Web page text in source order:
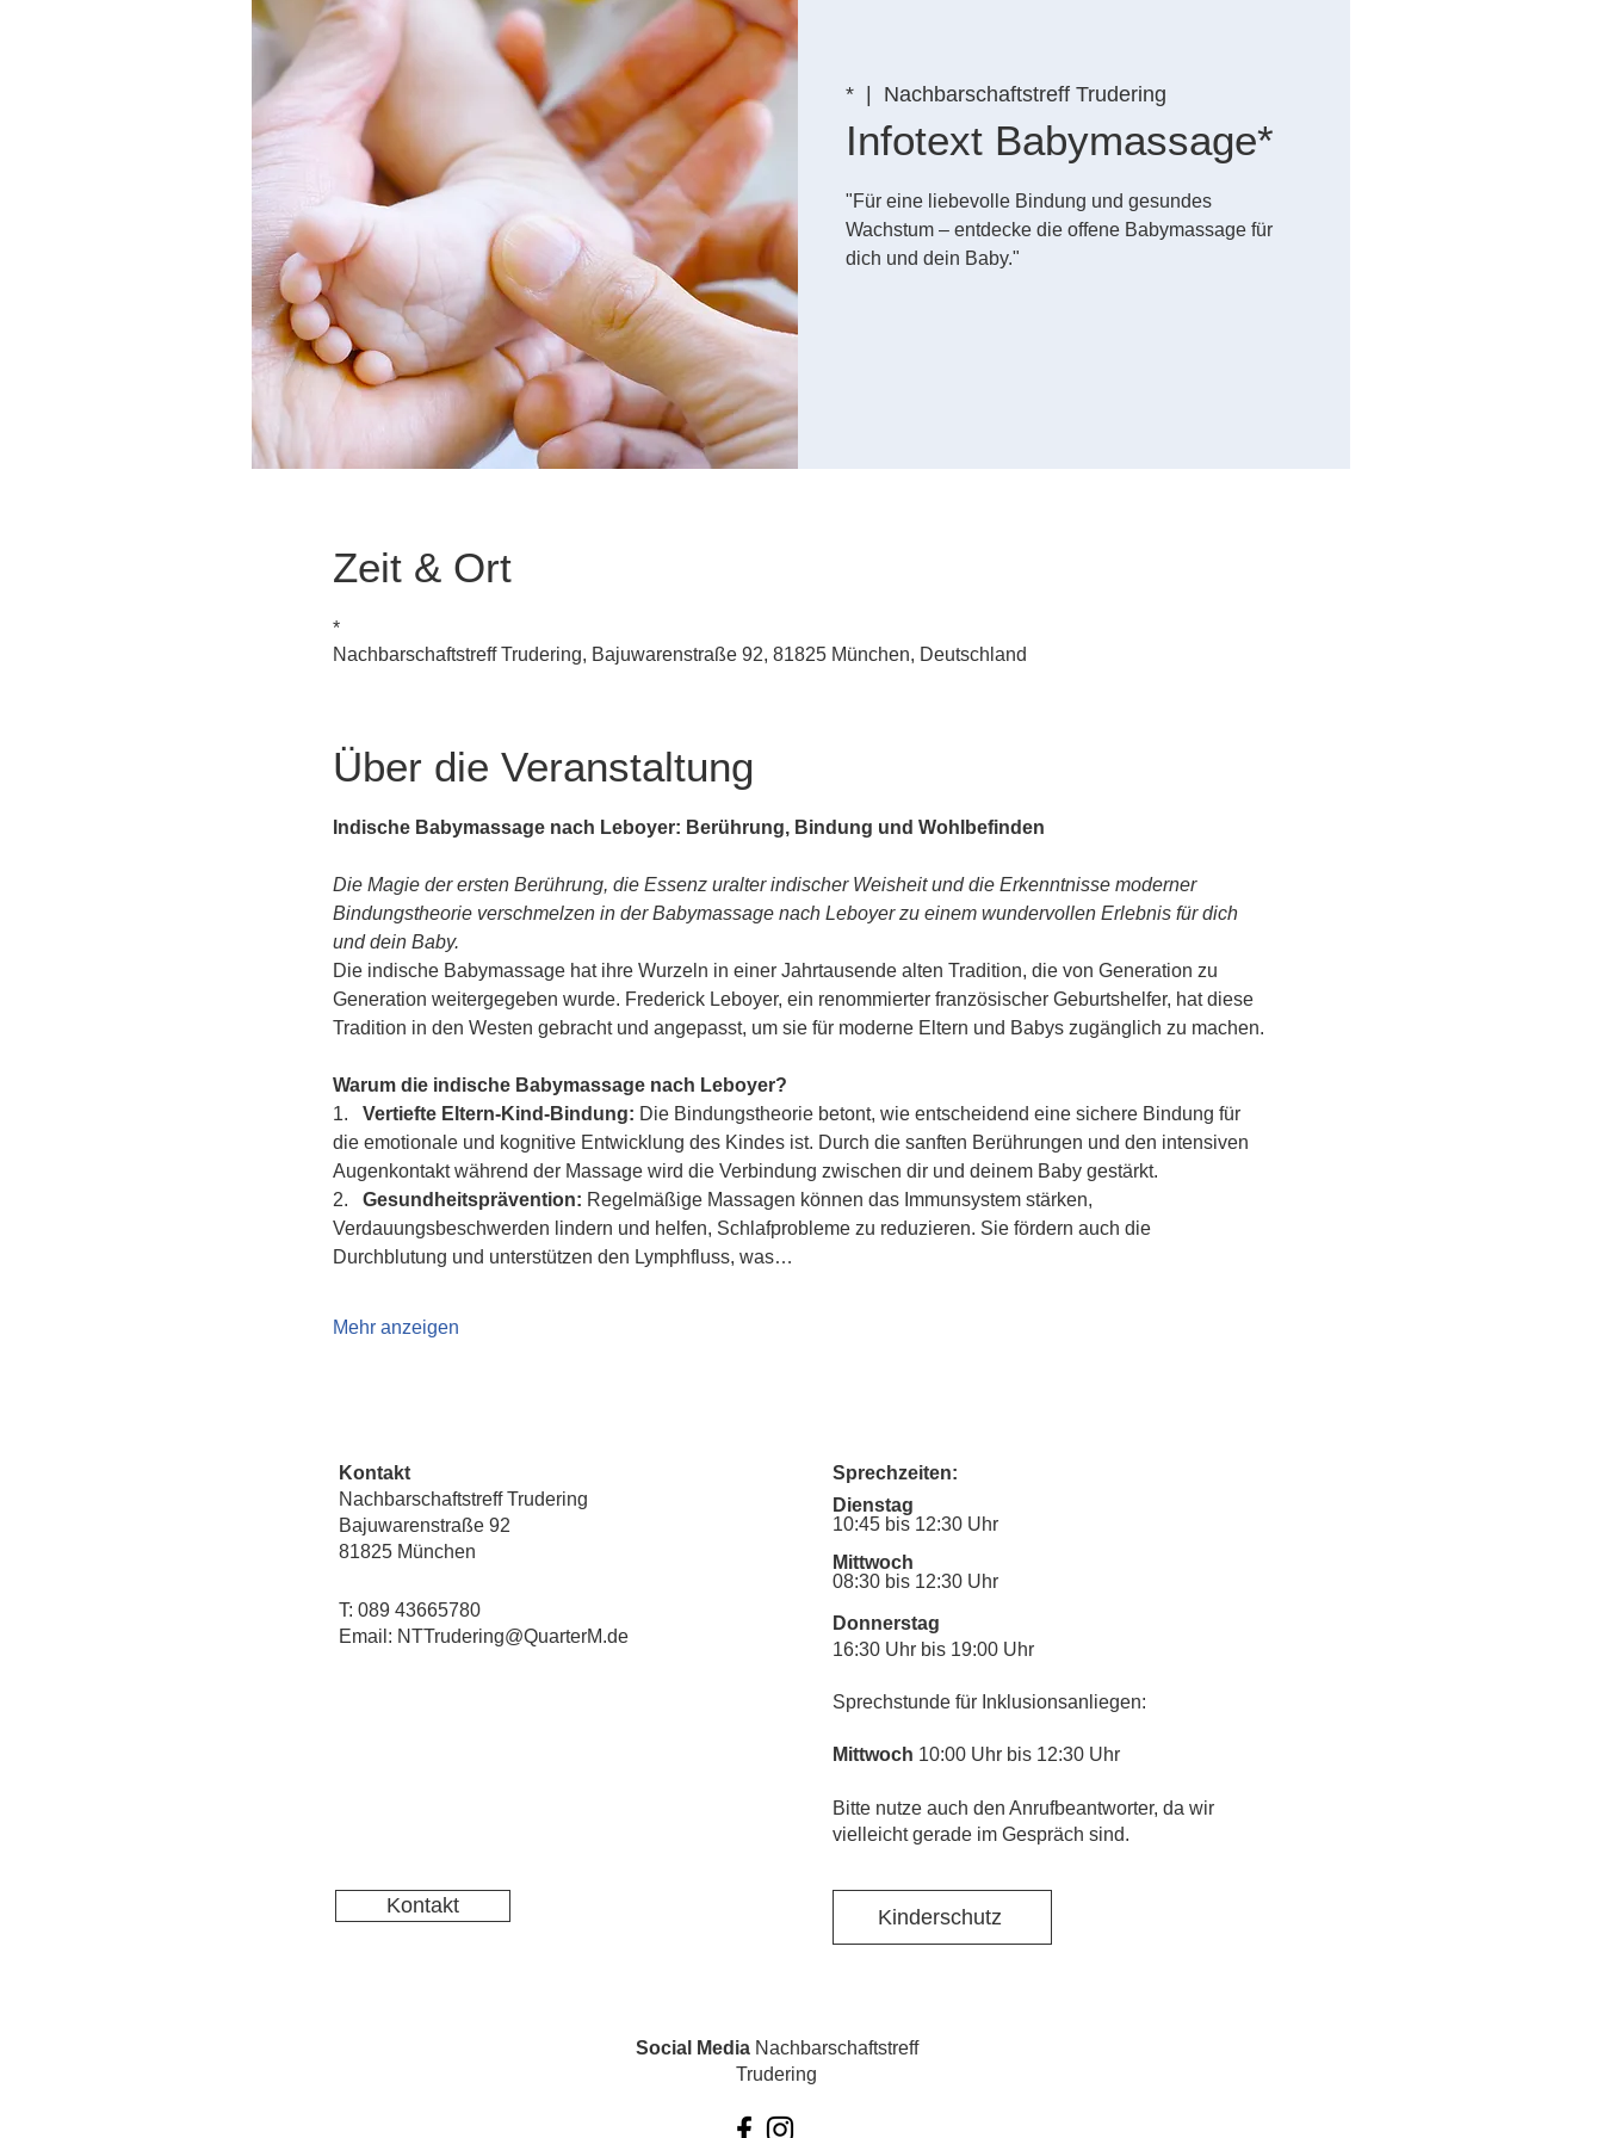
*
  |
Nachbarschaftstreff Trudering
Infotext Babymassage*
"Für eine liebevolle Bindung und gesundes
Wachstum – entdecke die offene Babymassage für
dich und dein Baby."
Zeit & Ort
*
Nachbarschaftstreff Trudering, Bajuwarenstraße 92, 81825 München, Deutschland
Über die Veranstaltung
Indische Babymassage nach Leboyer: Berührung, Bindung und Wohlbefinden
Die Magie der ersten Berührung, die Essenz uralter indischer Weisheit und die Erkenntnisse moderner
Bindungstheorie verschmelzen in der Babymassage nach Leboyer zu einem wundervollen Erlebnis für dich
und dein Baby.
Die indische Babymassage hat ihre Wurzeln in einer Jahrtausende alten Tradition, die von Generation zu
Generation weitergegeben wurde. Frederick Leboyer, ein renommierter französischer Geburtshelfer, hat diese
Tradition in den Westen gebracht und angepasst, um sie für moderne Eltern und Babys zugänglich zu machen.
Warum die indische Babymassage nach Leboyer?
1. Vertiefte Eltern-Kind-Bindung: Die Bindungstheorie betont, wie entscheidend eine sichere Bindung für
die emotionale und kognitive Entwicklung des Kindes ist. Durch die sanften Berührungen und den intensiven
Augenkontakt während der Massage wird die Verbindung zwischen dir und deinem Baby gestärkt.
2. Gesundheitsprävention: Regelmäßige Massagen können das Immunsystem stärken,
Verdauungsbeschwerden lindern und helfen, Schlafprobleme zu reduzieren. Sie fördern auch die
Durchblutung und unterstützen den Lymphfluss, was…
Mehr anzeigen
Kontakt
Nachbarschaftstreff Trudering
Bajuwarenstraße 92
81825 München
T: 089 43665780
Email: NTTrudering@QuarterM.de
Kontakt
Sprechzeiten:
Dienstag
10:45 bis 12:30 Uhr
Mittwoch
08:30 bis 12:30 Uhr
Donnerstag
16:30 Uhr bis 19:00 Uhr
Sprechstunde für Inklusionsanliegen:
Mittwoch 10:00 Uhr bis 12:30 Uhr
​Bitte nutze auch den Anrufbeantworter, da wir
vielleicht gerade im Gespräch sind.
Kinderschutz
Social MediaNachbarschaftstreff
Trudering